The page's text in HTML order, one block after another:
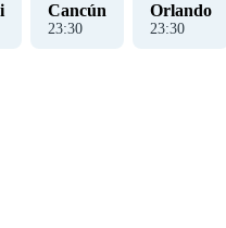
Cancún
23:31
Orlando
23:31